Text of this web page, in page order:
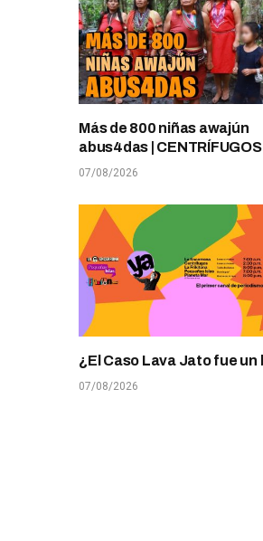
Más de 800 niñas awajún
abus4das | CENTRÍFUGOS
07/08/2026
¿El Caso Lava Jato fue
07/08/2026